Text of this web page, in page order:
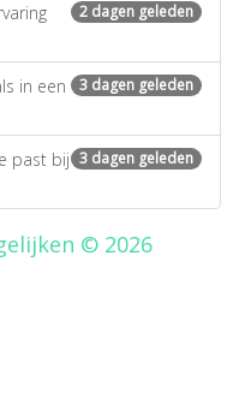
2 dagen geleden
3 dagen geleden
in een
3 dagen geleden
past bij
© 2026